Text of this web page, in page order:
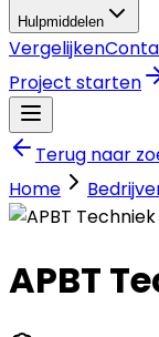
Hulpmiddelen
Vergelijken
Project starten
Terug naar
Home
APBT